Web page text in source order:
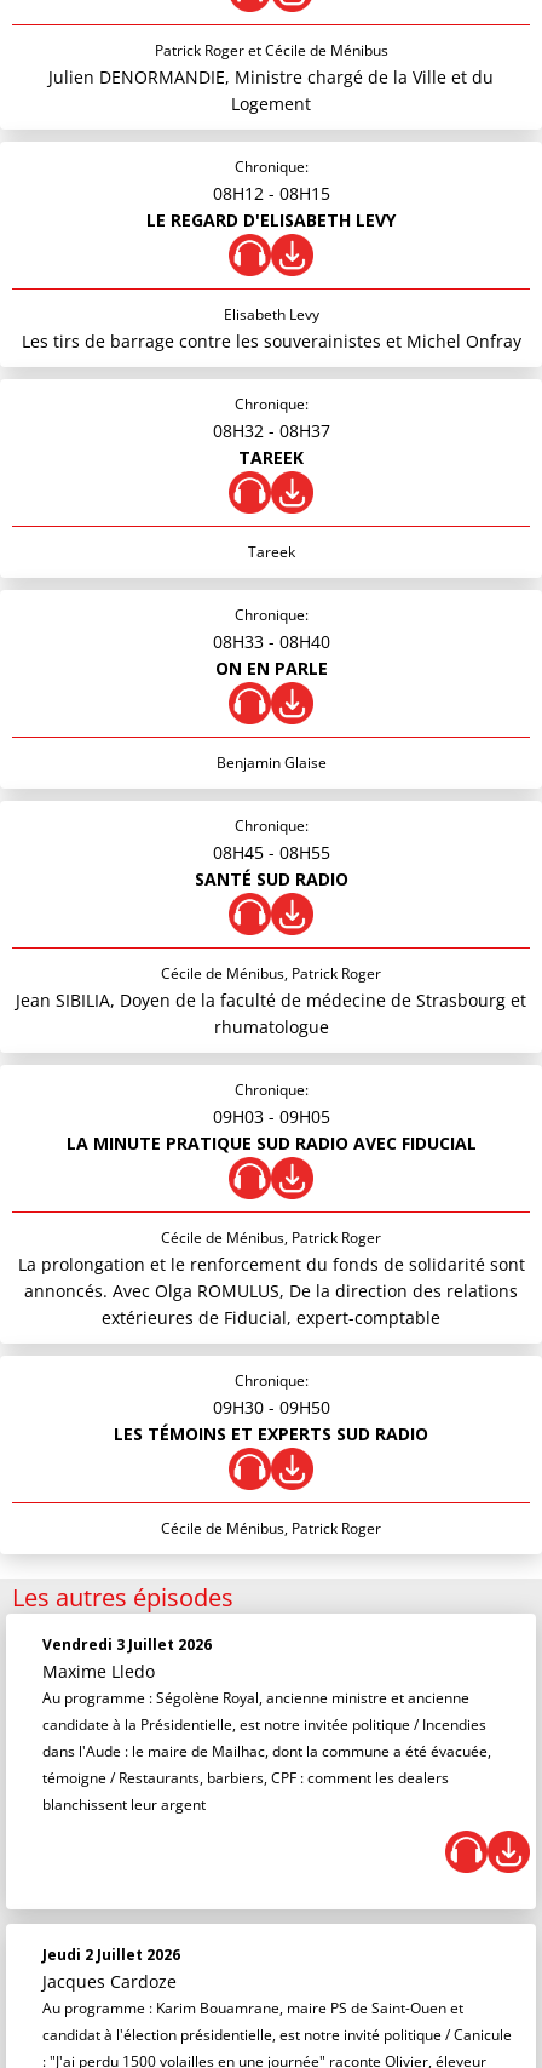
Patrick Roger et Cécile de Ménibus
Julien DENORMANDIE, Ministre chargé de la Ville et du
Logement
Chronique:
08H12 - 08H15
LE REGARD D'ELISABETH LEVY
Elisabeth Levy
Les tirs de barrage contre les souverainistes et Michel Onfray
Chronique:
08H32 - 08H37
TAREEK
Tareek
Chronique:
08H33 - 08H40
ON EN PARLE
Benjamin Glaise
Chronique:
08H45 - 08H55
SANTÉ SUD RADIO
Cécile de Ménibus, Patrick Roger
Jean SIBILIA, Doyen de la faculté de médecine de Strasbourg et
rhumatologue
Chronique:
09H03 - 09H05
LA MINUTE PRATIQUE SUD RADIO AVEC FIDUCIAL
Cécile de Ménibus, Patrick Roger
La prolongation et le renforcement du fonds de solidarité sont
annoncés. Avec Olga ROMULUS, De la direction des relations
extérieures de Fiducial, expert-comptable
Chronique:
09H30 - 09H50
LES TÉMOINS ET EXPERTS SUD RADIO
Cécile de Ménibus, Patrick Roger
Les autres épisodes
Vendredi 3 Juillet 2026
Maxime Lledo
Au programme : Ségolène Royal, ancienne ministre et ancienne
candidate à la Présidentielle, est notre invitée politique / Incendies
dans l'Aude : le maire de Mailhac, dont la commune a été évacuée,
témoigne / Restaurants, barbiers, CPF : comment les dealers
blanchissent leur argent
Jeudi 2 Juillet 2026
Jacques Cardoze
Au programme : Karim Bouamrane, maire PS de Saint-Ouen et
candidat à l'élection présidentielle, est notre invité politique / Canicule
: "J'ai perdu 1500 volailles en une journée" raconte Olivier, éleveur